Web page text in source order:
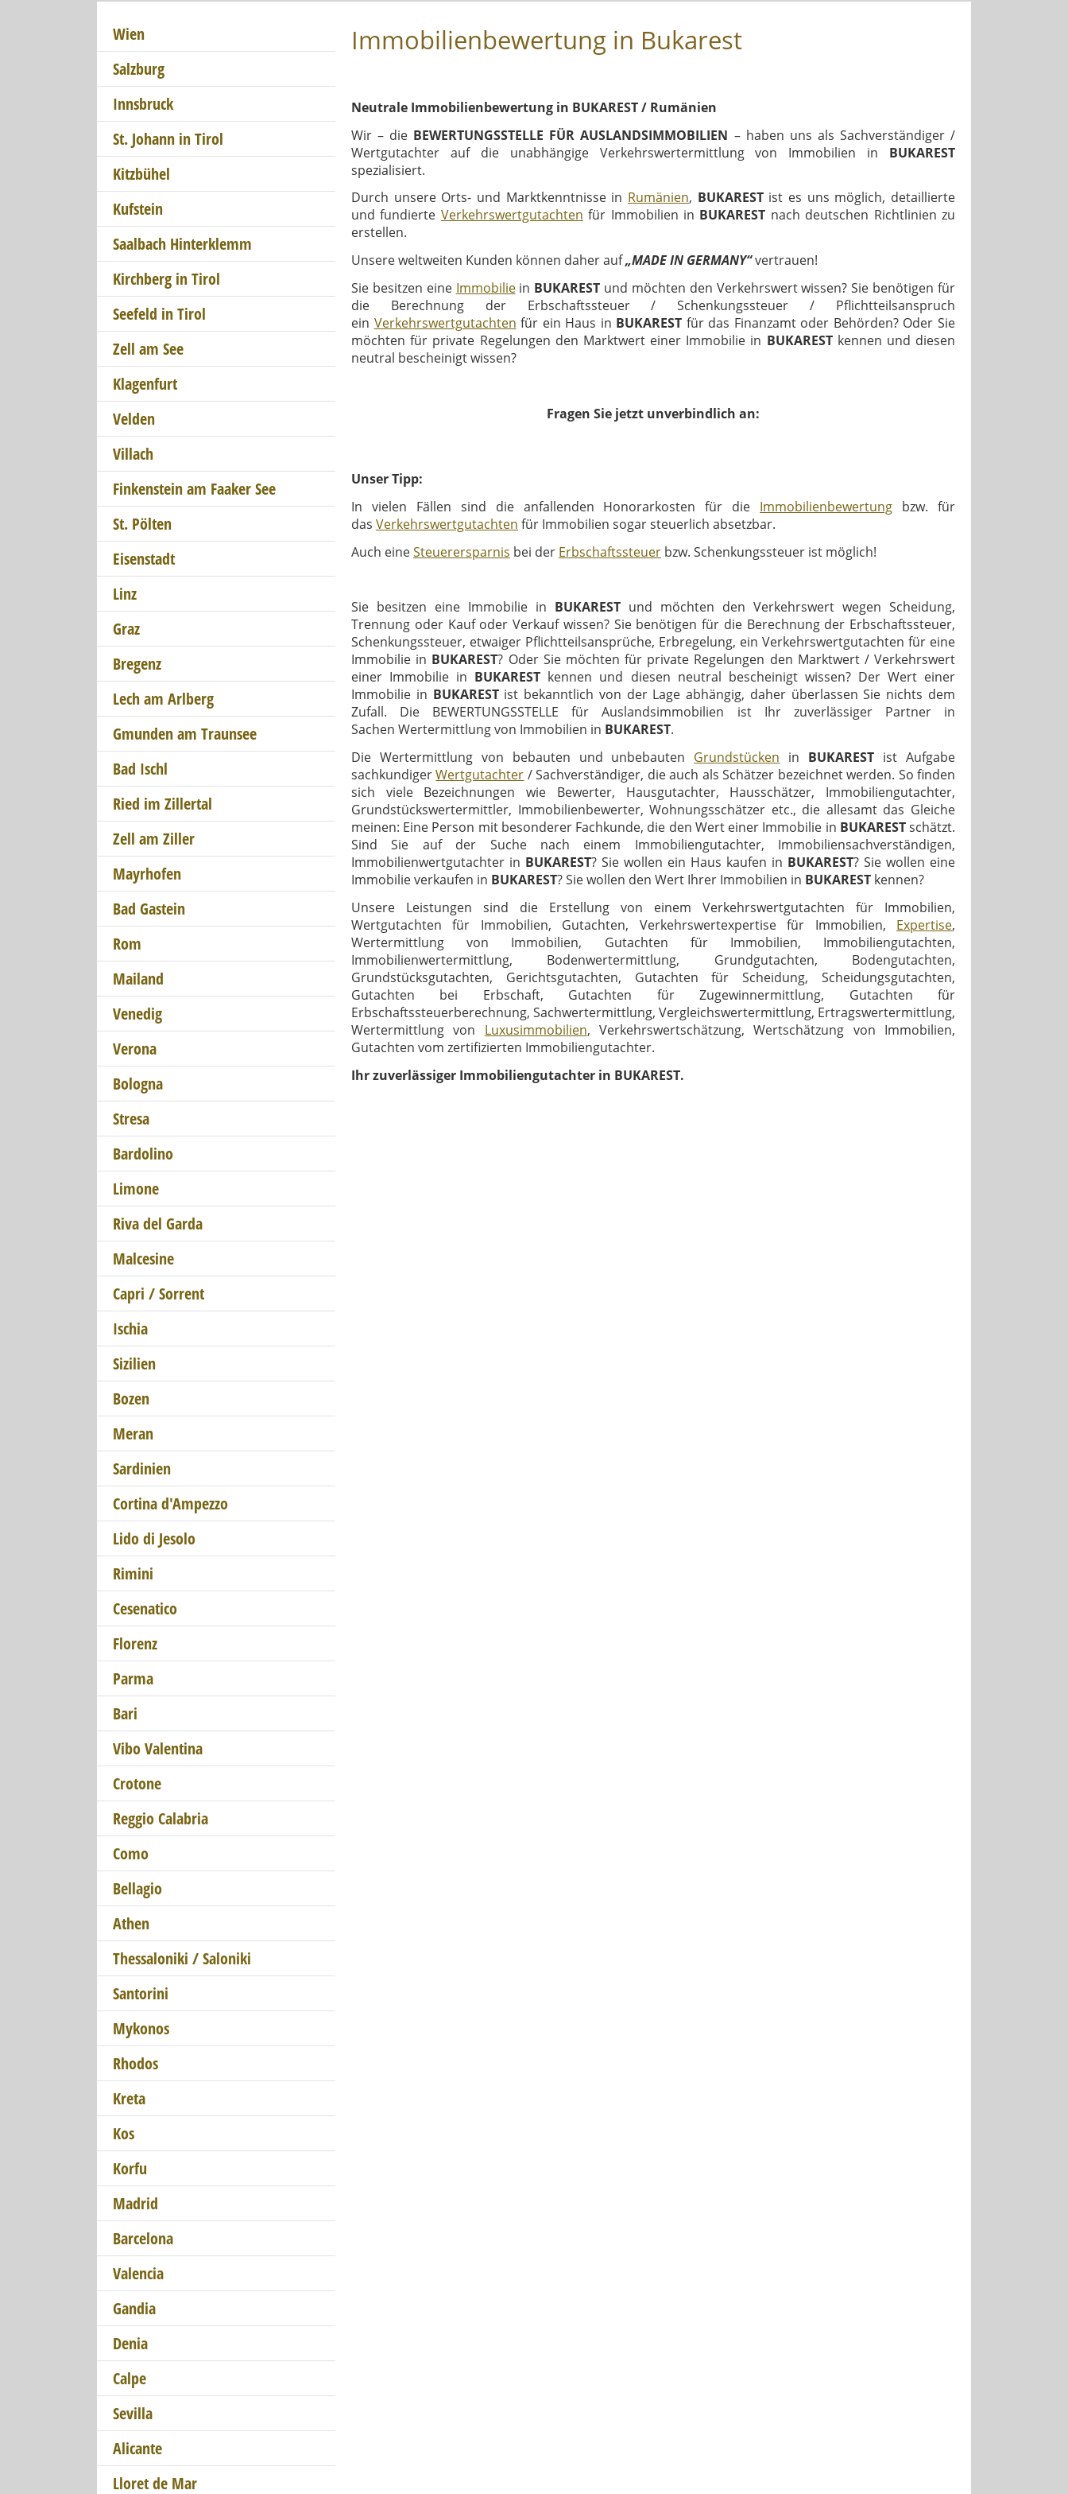
Wien
Salzburg
Innsbruck
St. Johann in Tirol
Kitzbühel
Kufstein
Saalbach Hinterklemm
Kirchberg in Tirol
Seefeld in Tirol
Zell am See
Klagenfurt
Velden
Villach
Finkenstein am Faaker See
St. Pölten
Eisenstadt
Linz
Graz
Bregenz
Lech am Arlberg
Gmunden am Traunsee
Bad Ischl
Ried im Zillertal
Zell am Ziller
Mayrhofen
Bad Gastein
Rom
Mailand
Venedig
Verona
Bologna
Stresa
Bardolino
Limone
Riva del Garda
Malcesine
Capri / Sorrent
Ischia
Sizilien
Bozen
Meran
Sardinien
Cortina d'Ampezzo
Lido di Jesolo
Rimini
Cesenatico
Florenz
Parma
Bari
Vibo Valentina
Crotone
Reggio Calabria
Como
Bellagio
Athen
Thessaloniki / Saloniki
Santorini
Mykonos
Rhodos
Kreta
Kos
Korfu
Madrid
Barcelona
Valencia
Gandia
Denia
Calpe
Sevilla
Alicante
Lloret de Mar
Immobilienbewertung in Bukarest
Neutrale Immobilienbewertung in BUKAREST / Rumänien
Wir – die BEWERTUNGSSTELLE FÜR AUSLANDSIMMOBILIEN – haben uns als Sachverständiger /
Wertgutachter auf die unabhängige Verkehrswertermittlung von Immobilien in BUKAREST
spezialisiert.
Durch unsere Orts- und Marktkenntnisse in Rumänien, BUKARESTist es uns möglich, detaillierte
und fundierte Verkehrswertgutachten für Immobilien in BUKAREST nach deutschen Richtlinien zu
erstellen.
Unsere weltweiten Kunden können daher auf„MADE IN GERMANY“vertrauen!
Sie besitzen eine Immobiliein BUKAREST und möchten den Verkehrswert wissen? Sie benötigen für
die Berechnung der Erbschaftssteuer / Schenkungssteuer / Pflichtteilsanspruch
ein Verkehrswertgutachten für ein Haus in BUKAREST für das Finanzamt oder Behörden? Oder Sie
möchten für private Regelungen den Marktwert einer Immobilie in BUKARESTkennen und diesen
neutral bescheinigt wissen?
Fragen Sie jetzt unverbindlich an:
Unser Tipp:
In vielen Fällen sind die anfallenden Honorarkosten für die Immobilienbewertung bzw. für
das Verkehrswertgutachten für Immobilien sogar steuerlich absetzbar.
Auch eineSteuerersparnis bei der Erbschaftssteuer bzw. Schenkungssteuer ist möglich!
Sie besitzen eine Immobilie in BUKAREST und möchten den Verkehrswert wegen Scheidung,
Trennung oder Kauf oder Verkauf wissen? Sie benötigen für die Berechnung der Erbschaftssteuer,
Schenkungssteuer, etwaiger Pflichtteilsansprüche, Erbregelung, ein Verkehrswertgutachten für eine
Immobilie in BUKAREST? Oder Sie möchten für private Regelungen den Marktwert / Verkehrswert
einer Immobilie in BUKAREST kennen und diesen neutral bescheinigt wissen? Der Wert einer
Immobilie in BUKAREST ist bekanntlich von der Lage abhängig, daher überlassen Sie nichts dem
Zufall. Die BEWERTUNGSSTELLE für Auslandsimmobilien ist Ihr zuverlässiger Partner in
Sachen Wertermittlung von Immobilien in BUKAREST.
Die Wertermittlung von bebauten und unbebauten Grundstücken in BUKAREST ist Aufgabe
sachkundigerWertgutachter / Sachverständiger, die auch als Schätzer bezeichnet werden. So finden
sich viele Bezeichnungen wie Bewerter, Hausgutachter, Hausschätzer, Immobiliengutachter,
Grundstückswertermittler, Immobilienbewerter, Wohnungsschätzer etc., die allesamt das Gleiche
meinen: Eine Person mit besonderer Fachkunde, die den Wert einer Immobilie in BUKARESTschätzt.
Sind Sie auf der Suche nach einem Immobiliengutachter, Immobiliensachverständigen,
Immobilienwertgutachter in BUKAREST? Sie wollen ein Haus kaufen in BUKAREST? Sie wollen eine
Immobilie verkaufen in BUKAREST? Sie wollen den Wert Ihrer Immobilien in BUKAREST kennen?
Unsere Leistungen sind die Erstellung von einem Verkehrswertgutachten für Immobilien,
Wertgutachten für Immobilien, Gutachten, Verkehrswertexpertise für Immobilien, Expertise,
Wertermittlung von Immobilien, Gutachten für Immobilien, Immobiliengutachten,
Immobilienwertermittlung, Bodenwertermittlung, Grundgutachten, Bodengutachten,
Grundstücksgutachten, Gerichtsgutachten, Gutachten für Scheidung, Scheidungsgutachten,
Gutachten bei Erbschaft, Gutachten für Zugewinnermittlung, Gutachten für
Erbschaftssteuerberechnung, Sachwertermittlung, Vergleichswertermittlung, Ertragswertermittlung,
Wertermittlung von Luxusimmobilien, Verkehrswertschätzung, Wertschätzung von Immobilien,
Gutachten vom zertifizierten Immobiliengutachter.
Ihr zuverlässiger Immobiliengutachter in BUKAREST.